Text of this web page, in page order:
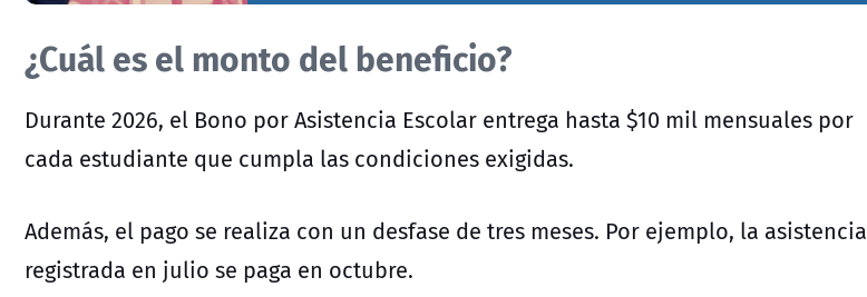
¿Cuál es el monto del beneficio?
Durante 2026, el Bono por Asistencia Escolar entrega hasta $10 mil mensuales por
cada estudiante que cumpla las condiciones exigidas.
Además, el pago se realiza con un desfase de tres meses. Por ejemplo, la asistencia
registrada en julio se paga en octubre.